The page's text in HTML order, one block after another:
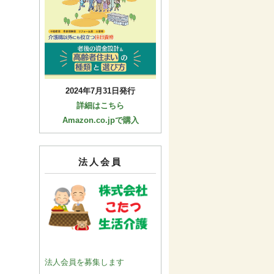
2024年7月31日発行
詳細はこちら
Amazon.co.jpで購入
法人会員
法人会員を募集します